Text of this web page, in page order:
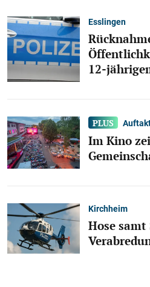
Esslingen
12-
Im Kino
Kirchheim
Hose samt